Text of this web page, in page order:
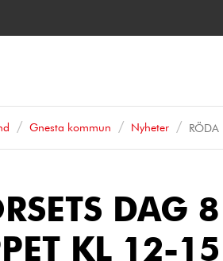
Gnesta kommun Nyheter RÖDA
DAG
KL 12-15